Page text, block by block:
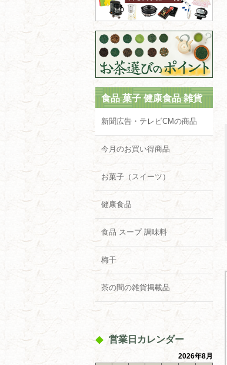
食品 菓子 健康食品 雑貨
新聞広告・テレビCMの商品
今月のお買い得商品
お菓子（スイーツ）
健康食品
食品 スープ 調味料
梅干
茶の間の雑貨掲載品
営業日カレンダー
2026年8月